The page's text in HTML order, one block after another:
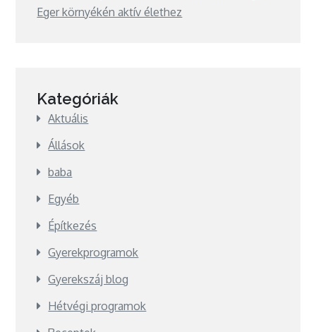
Eger környékén aktív élethez
Kategóriák
Aktuális
Állások
baba
Egyéb
Építkezés
Gyerekprogramok
Gyerekszáj blog
Hétvégi programok